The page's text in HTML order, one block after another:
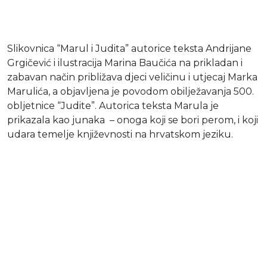
Slikovnica “Marul i Judita” autorice teksta Andrijane
Grgičević i ilustracija Marina Baučića na prikladan i
zabavan način približava djeci veličinu i utjecaj Marka
Marulića, a objavljena je povodom obilježavanja 500.
obljetnice “Judite”. Autorica teksta Marula je
prikazala kao junaka – onoga koji se bori perom, i koji
udara temelje književnosti na hrvatskom jeziku.